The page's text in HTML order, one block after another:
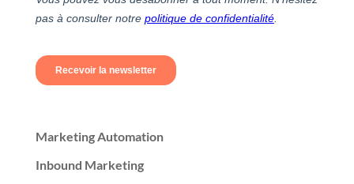
Marketing Automation
Inbound Marketing